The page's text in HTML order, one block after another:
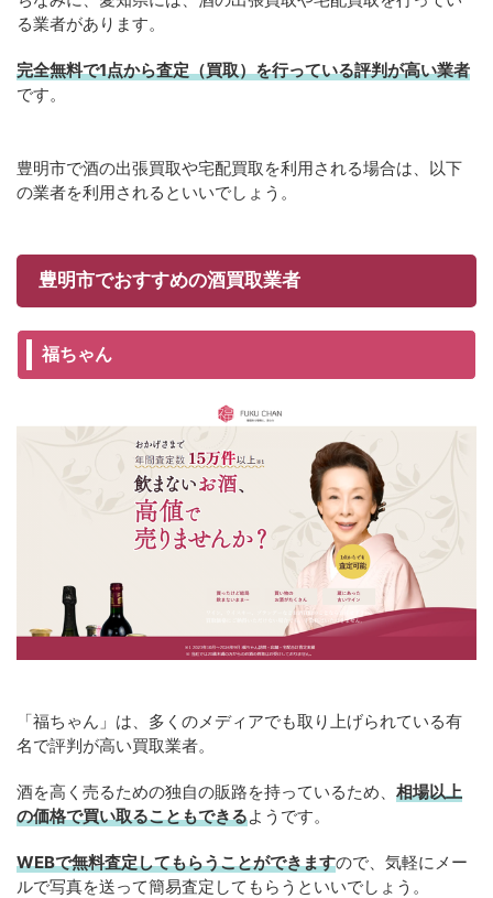
る業者があります。
完全無料で1点から査定（買取）を行っている評判が高い業者
です。
豊明市で酒の出張買取や宅配買取を利用される場合は、以下
の業者を利用されるといいでしょう。
豊明市でおすすめの酒買取業者
福ちゃん
「福ちゃん」は、多くのメディアでも取り上げられている有
名で評判が高い買取業者。
酒を高く売るための独自の販路を持っているため、 相場以上
の価格で買い取ることもできるようです。
WEBで無料査定してもらうことができますので、気軽にメー
ルで写真を送って簡易査定してもらうといいでしょう。